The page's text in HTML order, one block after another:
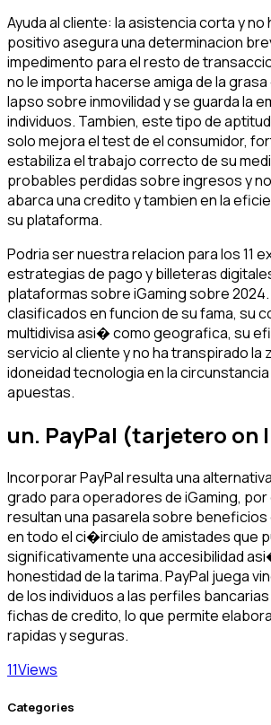
Ayuda al cliente: la asistencia corta y
positivo asegura una determinacion
impedimento para el resto de
no le importa hacerse amiga de la
lapso sobre inmovilidad y se guarda la
individuos. Tambien, este tipo de
solo mejora el test de el consumidor,
estabiliza el trabajo correcto de su
probables perdidas sobre ingresos y
abarca una credito y tambien en la
su plataforma.
Podria ser nuestra relacion para los 11
estrategias de pago y billeteras
plataformas sobre iGaming sobre
clasificados en funcion de su fama, su
multidivisa asi� como geografica, su
servicio al cliente y no ha transpirado la
idoneidad tecnologia en la
apuestas.
un. PayPal (tarjetero on
Incorporar PayPal resulta una
grado para operadores de iGaming,
resultan una pasarela sobre beneficios
en todo el ci�irciulo de amistades que
significativamente una accesibilidad
honestidad de la tarima. PayPal juega
de los individuos a las perfiles
fichas de credito, lo que permite
rapidas y seguras.
11Views
Categories